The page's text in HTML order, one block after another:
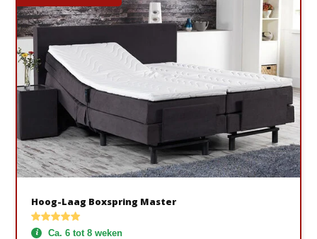
Hoog-Laag Boxspring Master
Ca. 6 tot 8 weken